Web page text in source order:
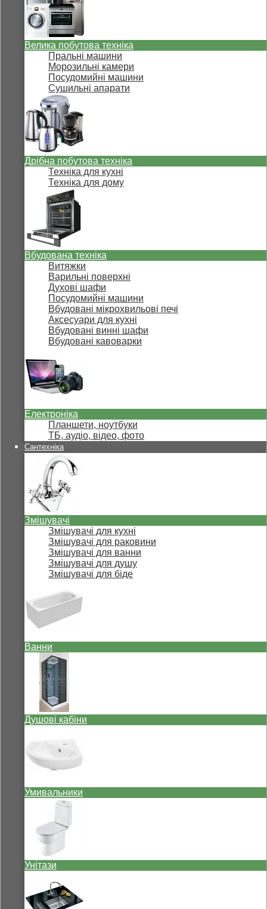
Велика побутова техніка
Пральні машини
Морозильні камери
Посудомийні машини
Сушильні апарати
Дрібна побутова техніка
Техніка для кухні
Техніка для дому
Вбудована техніка
Витяжки
Варильні поверхні
Духові шафи
Посудомийні машини
Вбудовані мікрохвильові печі
Аксесуари для кухні
Вбудовані винні шафи
Вбудовані кавоварки
Електроніка
Планшети, ноутбуки
ТБ, аудіо, відео, фото
Сантехніка
Змішувачі
Змішувачі для кухні
Змішувачі для раковини
Змішувачі для ванни
Змішувачі для душу
Змішувачі для біде
Ванни
Душові кабіни
Умивальники
Унітази